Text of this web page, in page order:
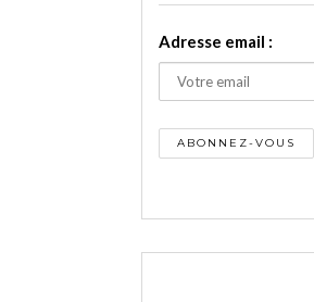
Adresse email :